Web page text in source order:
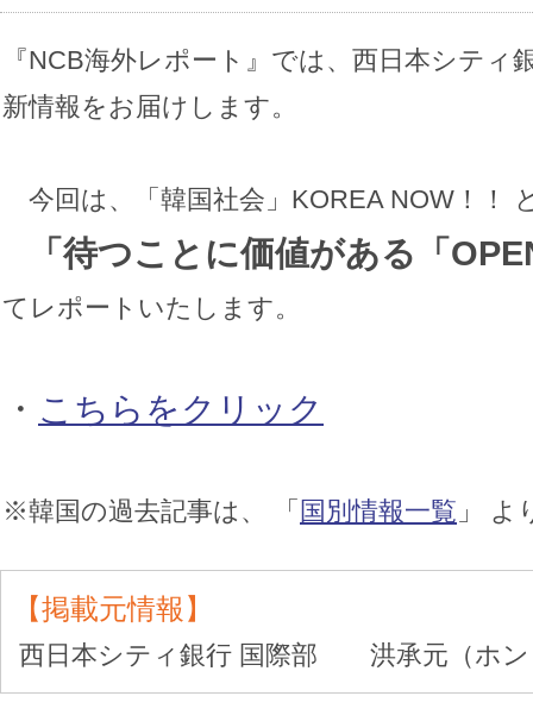
『NCB海外レポート』では、西日本シティ
新情報をお届けします。
今回は、「韓国社会」KOREA NOW！！
「 待つことに価値がある「
てレポートいたします。
・ こちらをクリック
※韓国の過去記事は、 「 国別情報一覧 」 よ
【掲載元情報】
西日本シティ銀行 国際部 洪承元（ホン